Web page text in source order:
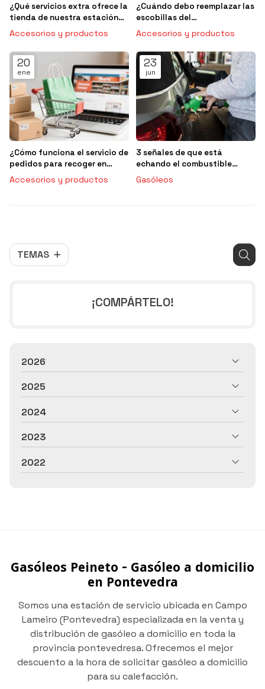
TEMAS
¿Qué servicios extra ofrece la
tienda de nuestra estación
de servicio en Campo
Accesorios y productos
¿Cuándo debo reemplazar las
escobillas del
limpiaparabrisas?
Accesorios y productos
20
ene
¿Cómo funciona el servicio de
pedidos para recoger en
tienda?
Accesorios y productos
23
jun
3 señales de que está
echando el combustible
incorrecto a su coche
Gasóleos
¡COMPÁRTELO!
2026
2025
2024
2023
2022
Gasóleos Peineto - Gasóleo a domicilio
en Pontevedra
Somos una estación de servicio ubicada en Campo
Lameiro (Pontevedra) especializada en la venta y
distribución de gasóleo a domicilio en toda la
provincia pontevedresa. Ofrecemos el mejor
descuento a la hora de solicitar gasóleo a domicilio
para su calefacción.